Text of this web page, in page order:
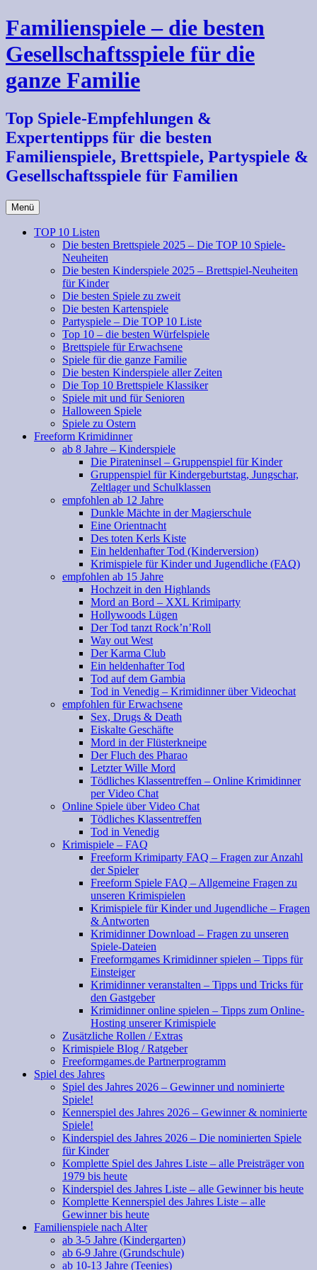
Zum
Inhalt
springen
Familienspiele – die besten
Gesellschaftsspiele für die
ganze Familie
Top Spiele-Empfehlungen &
Expertentipps für die besten
Familienspiele, Brettspiele, Partyspiele &
Gesellschaftsspiele für Familien
Menü
TOP 10 Listen
Die besten Brettspiele 2025 – Die TOP 10 Spiele-
Neuheiten
Die besten Kinderspiele 2025 – Brettspiel-Neuheiten
für Kinder
Die besten Spiele zu zweit
Die besten Kartenspiele
Partyspiele – Die TOP 10 Liste
Top 10 – die besten Würfelspiele
Brettspiele für Erwachsene
Spiele für die ganze Familie
Die besten Kinderspiele aller Zeiten
Die Top 10 Brettspiele Klassiker
Spiele mit und für Senioren
Halloween Spiele
Spiele zu Ostern
Freeform Krimidinner
ab 8 Jahre – Kinderspiele
Die Pirateninsel – Gruppenspiel für Kinder
Gruppenspiel für Kindergeburtstag, Jungschar,
Zeltlager und Schulklassen
empfohlen ab 12 Jahre
Dunkle Mächte in der Magierschule
Eine Orientnacht
Des toten Kerls Kiste
Ein heldenhafter Tod (Kinderversion)
Krimispiele für Kinder und Jugendliche (FAQ)
empfohlen ab 15 Jahre
Hochzeit in den Highlands
Mord an Bord – XXL Krimiparty
Hollywoods Lügen
Der Tod tanzt Rock’n’Roll
Way out West
Der Karma Club
Ein heldenhafter Tod
Tod auf dem Gambia
Tod in Venedig – Krimidinner über Videochat
empfohlen für Erwachsene
Sex, Drugs & Death
Eiskalte Geschäfte
Mord in der Flüsterkneipe
Der Fluch des Pharao
Letzter Wille Mord
Tödliches Klassentreffen – Online Krimidinner
per Video Chat
Online Spiele über Video Chat
Tödliches Klassentreffen
Tod in Venedig
Krimispiele – FAQ
Freeform Krimiparty FAQ – Fragen zur Anzahl
der Spieler
Freeform Spiele FAQ – Allgemeine Fragen zu
unseren Krimispielen
Krimispiele für Kinder und Jugendliche – Fragen
& Antworten
Krimidinner Download – Fragen zu unseren
Spiele-Dateien
Freeformgames Krimidinner spielen – Tipps für
Einsteiger
Krimidinner veranstalten – Tipps und Tricks für
den Gastgeber
Krimidinner online spielen – Tipps zum Online-
Hosting unserer Krimispiele
Zusätzliche Rollen / Extras
Krimispiele Blog / Ratgeber
Freeformgames.de Partnerprogramm
Spiel des Jahres
Spiel des Jahres 2026 – Gewinner und nominierte
Spiele!
Kennerspiel des Jahres 2026 – Gewinner & nominierte
Spiele!
Kinderspiel des Jahres 2026 – Die nominierten Spiele
für Kinder
Komplette Spiel des Jahres Liste – alle Preisträger von
1979 bis heute
Kinderspiel des Jahres Liste – alle Gewinner bis heute
Komplette Kennerspiel des Jahres Liste – alle
Gewinner bis heute
Familienspiele nach Alter
ab 3-5 Jahre (Kindergarten)
ab 6-9 Jahre (Grundschule)
ab 10-13 Jahre (Teenies)